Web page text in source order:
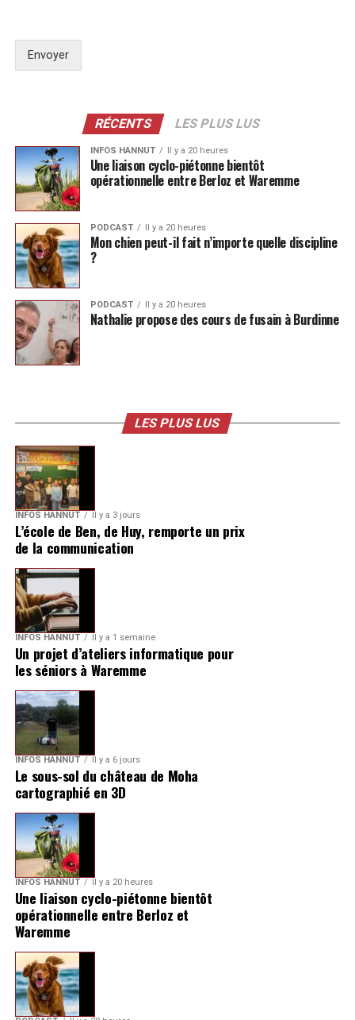
Envoyer
RÉCENTS LES PLUS LUS
INFOS HANNUT Il y a 20 heures
Une liaison cyclo-piétonne bientôt
opérationnelle entre Berloz et Waremme
PODCAST Il y a 20 heures
Mon chien peut-il fait n’importe quelle discipline
?
PODCAST Il y a 20 heures
Nathalie propose des cours de fusain à Burdinne
LES PLUS LUS
INFOS HANNUT Il y a 3 jours
L’école de Ben, de Huy, remporte un prix
de la communication
INFOS HANNUT Il y a 1 semaine
Un projet d’ateliers informatique pour
les séniors à Waremme
INFOS HANNUT Il y a 6 jours
Le sous-sol du château de Moha
cartographié en 3D
INFOS HANNUT Il y a 20 heures
Une liaison cyclo-piétonne bientôt
opérationnelle entre Berloz et
Waremme